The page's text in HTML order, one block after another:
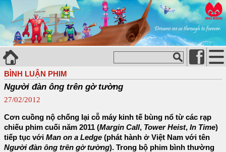
BÌNH LUẬN PHIM
Người đàn ông trên gờ tường
27/02/2012
Cơn cuồng nộ chống lại cỗ máy kinh tế bùng nổ từ các rạp
chiếu phim cuối năm 2011 (Margin Call, Tower Heist, In Time)
tiếp tục với Man on a Ledge (phát hành ở Việt Nam với tên
Người đàn ông trên gờ tường). Trong bộ phim bình thường